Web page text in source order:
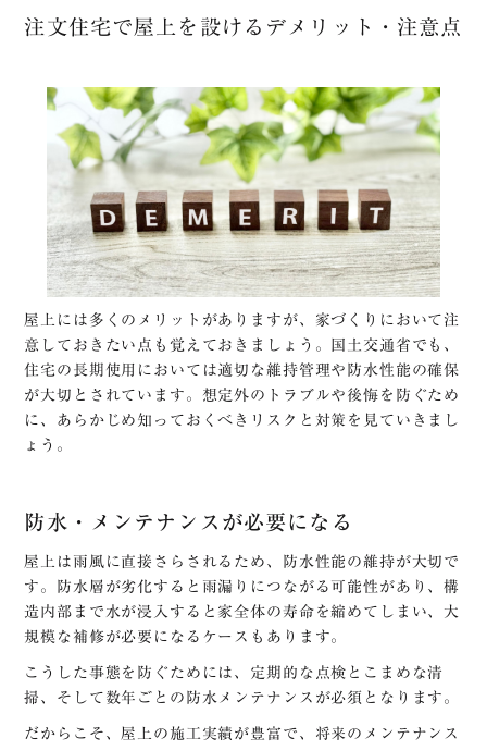
注文住宅で屋上を設けるデメリット・注意点
屋上には多くのメリットがありますが、家づくりにおいて注
意しておきたい点も覚えておきましょう。国土交通省でも、
住宅の長期使用においては適切な維持管理や防水性能の確保
が大切とされています。想定外のトラブルや後悔を防ぐため
に、あらかじめ知っておくべきリスクと対策を見ていきまし
ょう。
防水・メンテナンスが必要になる
屋上は雨風に直接さらされるため、防水性能の維持が大切で
す。防水層が劣化すると雨漏りにつながる可能性があり、構
造内部まで水が浸入すると家全体の寿命を縮めてしまい、大
規模な補修が必要になるケースもあります。
こうした事態を防ぐためには、定期的な点検とこまめな清
掃、そして数年ごとの防水メンテナンスが必須となります。
だからこそ、屋上の施工実績が豊富で、将来のメンテナンス